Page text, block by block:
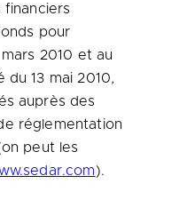
pour
2010 et au
13 mai 2010,
auprès des
réglementation
peut les
).